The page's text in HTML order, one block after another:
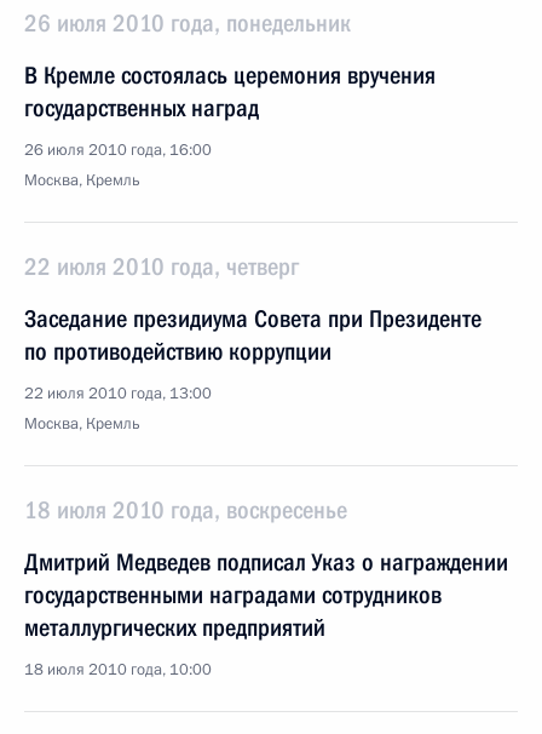
26 июля 2010 года, понедельник
В Кремле состоялась церемония вручения
государственных наград
26 июля 2010 года, 16:00
Москва, Кремль
22 июля 2010 года, четверг
Заседание президиума Совета при Президенте
по противодействию коррупции
22 июля 2010 года, 13:00
Москва, Кремль
18 июля 2010 года, воскресенье
Дмитрий Медведев подписал Указ о награждении
государственными наградами сотрудников
металлургических предприятий
18 июля 2010 года, 10:00